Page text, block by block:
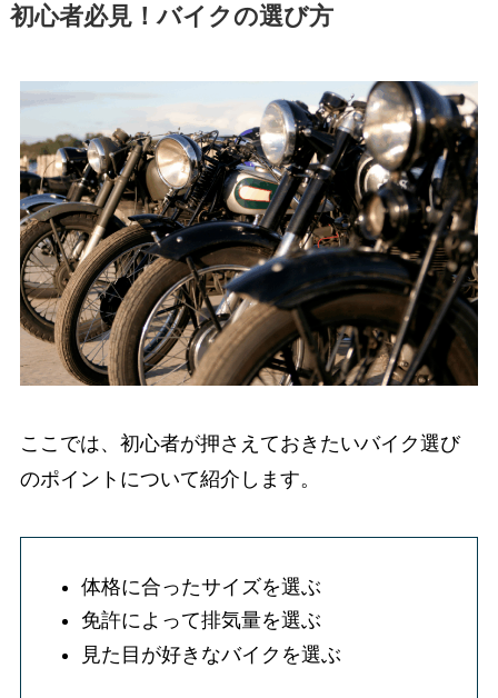
初心者必見！バイクの選び方
ここでは、初心者が押さえておきたいバイク選び
のポイントについて紹介します。
体格に合ったサイズを選ぶ
免許によって排気量を選ぶ
見た目が好きなバイクを選ぶ